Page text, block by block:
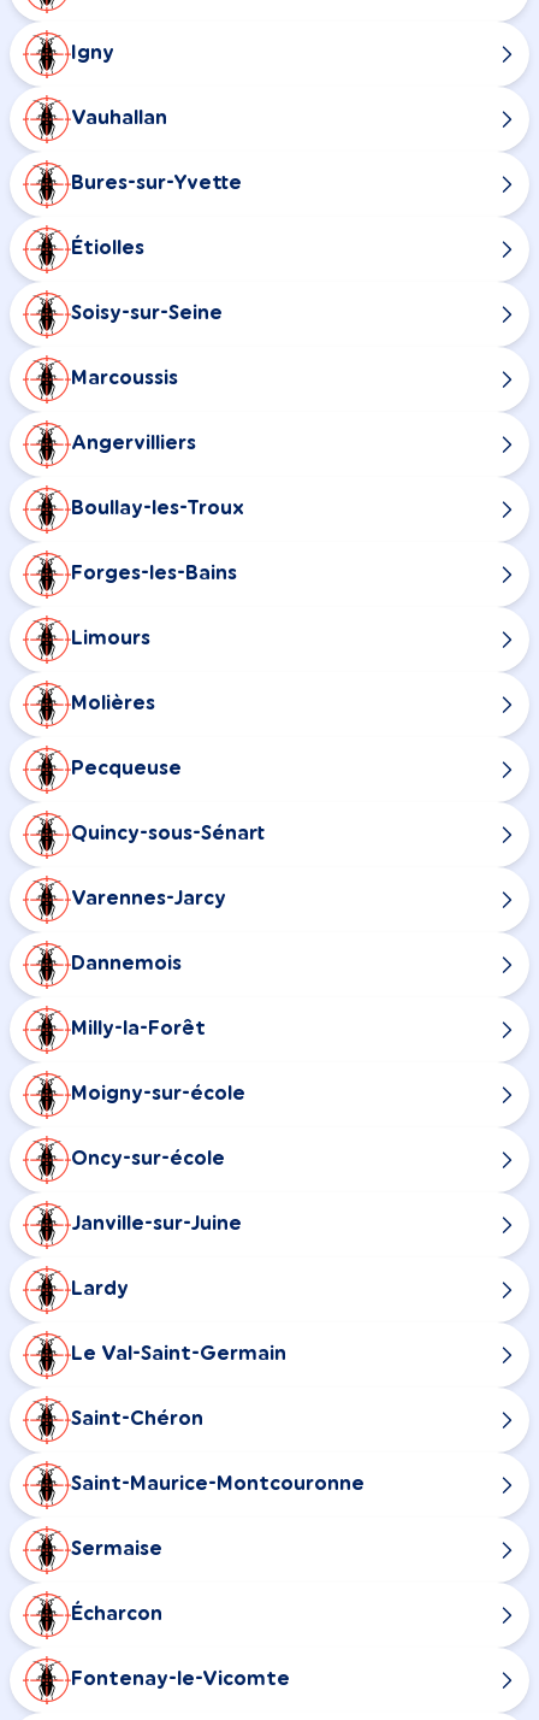
Igny
Vauhallan
Bures-sur-Yvette
Étiolles
Soisy-sur-Seine
Marcoussis
Angervilliers
Boullay-les-Troux
Forges-les-Bains
Limours
Molières
Pecqueuse
Quincy-sous-Sénart
Varennes-Jarcy
Dannemois
Milly-la-Forêt
Moigny-sur-école
Oncy-sur-école
Janville-sur-Juine
Lardy
Le Val-Saint-Germain
Saint-Chéron
Saint-Maurice-Montcouronne
Sermaise
Écharcon
Fontenay-le-Vicomte